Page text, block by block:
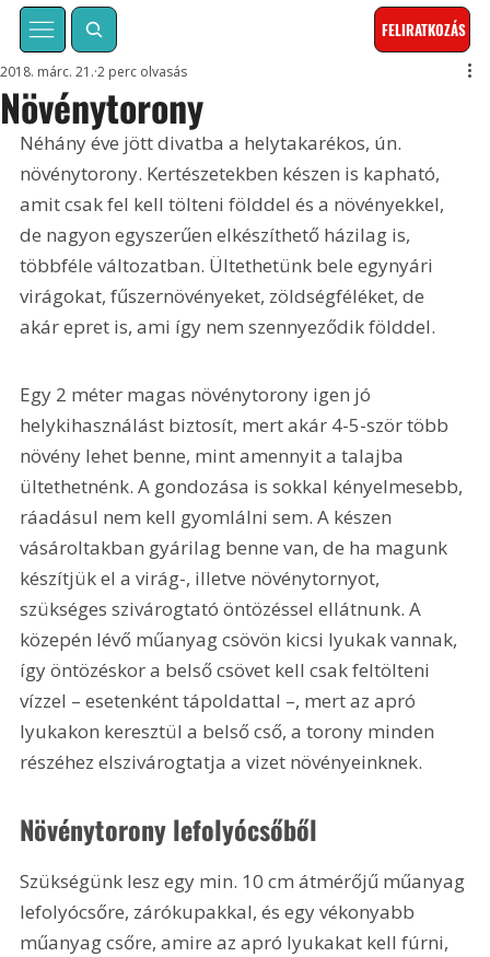
FELIRATKOZÁS
Növénytorony
2018. márc. 21. 2 perc olvasás
Néhány éve jött divatba a helytakarékos, ún.
növénytorony. Kertészetekben készen is kapható,
amit csak fel kell tölteni földdel és a növényekkel,
de nagyon egyszerűen elkészíthető házilag is,
többféle változatban. Ültethetünk bele egynyári
virágokat, fűszernövényeket, zöldségféléket, de
akár epret is, ami így nem szennyeződik földdel.
Egy 2 méter magas növénytorony igen jó
helykihasználást biztosít, mert akár 4-5-ször több
növény lehet benne, mint amennyit a talajba
ültethetnénk. A gondozása is sokkal kényelmesebb,
ráadásul nem kell gyomlálni sem. A készen
vásároltakban gyárilag benne van, de ha magunk
készítjük el a virág-, illetve növénytornyot,
szükséges szivárogtató öntözéssel ellátnunk. A
közepén lévő műanyag csövön kicsi lyukak vannak,
így öntözéskor a belső csövet kell csak feltölteni
vízzel – esetenként tápoldattal –, mert az apró
lyukakon keresztül a belső cső, a torony minden
részéhez elszivárogtatja a vizet növényeinknek.
Növénytorony lefolyócsőből
Szükségünk lesz egy min. 10 cm átmérőjű műanyag
lefolyócsőre, zárókupakkal, és egy vékonyabb
műanyag csőre, amire az apró lyukakat kell fúrni,